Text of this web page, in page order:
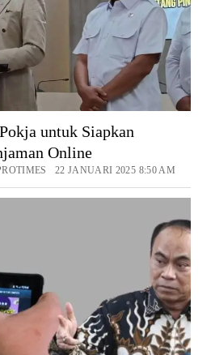
untuk Siapkan
Online
22 JANUARI 2025 8:50 AM